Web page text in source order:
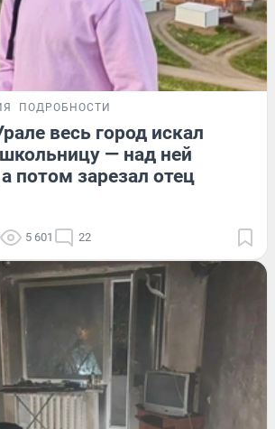
ПОДРОБНОСТИ
весь город искал
— над ней
потом зарезал отец
5 601 22